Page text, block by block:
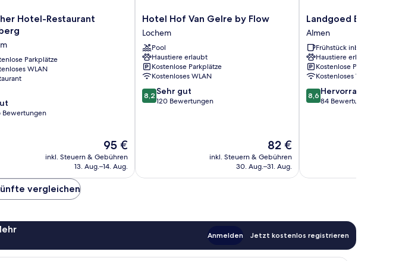
Hotel-Restaurant
Parkplätze
WLAN
Bewertungen
Der
Preis
beträgt
95 €
inkl. Steuern & Gebühren
13. Aug.–14. Aug.
Hotel
Hof
Van
Gelre
by
Flow
Lochem
Hotel Hof Van Gelre by Flow
Lochem
Pool
Haustiere erlaubt
Kostenlose Parkplätze
Kostenloses WLAN
8.2
von
8,2 Sehr gut
120 Bewertungen
Der
Preis
beträgt
82 €
inkl. Steuern & Gebühren
30. Aug.–31. Aug.
Landgoed
Ehzerwold
Almen
Landgoed
Almen
Frühstück inbegriffen
Haustiere erlaubt
Kostenlose Parkplätze
Kostenloses WLAN
8.6
von
8,6 Hervorragend
84 Bewertungen
vergleichen
Anmelden Jetzt kostenlos registrieren